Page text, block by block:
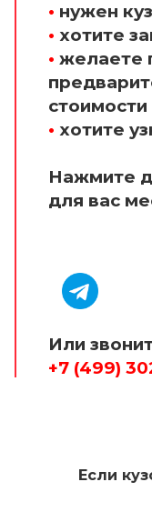
• нужен
• хотите
• желаете
• хотите
Нажмите
для вас
Или
+7 (499)
Если